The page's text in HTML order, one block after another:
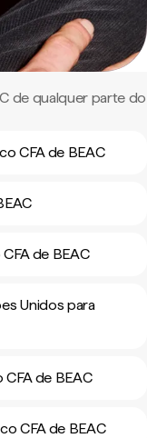
de qualquer parte do
CFA de BEAC
de BEAC
Unidos para
CFA de BEAC
CFA de BEAC